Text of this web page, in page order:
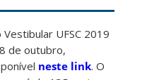
UFSC 2019
de outubro,
neste link. O